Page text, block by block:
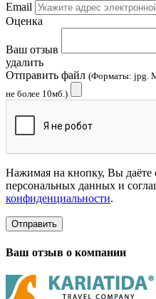
Email
Оценка
Ваш отзыв
удалить
Отправить файл (Форматы: jpg.
не более 10мб.)
Нажимая на кнопку, Вы даёте
персональных данных и
конфиденциальности.
Отправить
Ваш отзыв о компании